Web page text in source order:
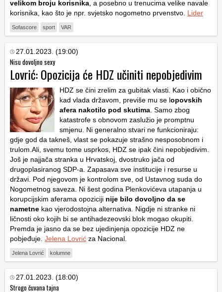
velikom broju korisnika , a posebno u trenucima velike navale
korisnika, kao što je npr. svjetsko nogometno prvenstvo. Lider
Sofascore sport VAR
27.01.2023. (19:00)
Nisu dovoljno sexy
Lovrić: Opozicija će HDZ učiniti nepobjedivim
HDZ se čini zrelim za gubitak vlasti. Kao i obično
kad vlada državom, previše mu se lopovskih
afera nakotilo pod skutima . Samo zbog
katastrofe s obnovom zaslužio je promptnu
smjenu. Ni generalno stvari ne funkcioniraju:
gdje god da takneš, vlast se pokazuje strašno nesposobnom i
trulom.Ali, svemu tome usprkos, HDZ se ipak čini nepobjedivim.
Još je najjača stranka u Hrvatskoj, dvostruko jača od
drugoplasiranog SDP-a. Zapasava sve institucije i resurse u
državi. Pod njegovom je kontrolom sve, od Ustavnog suda do
Nogometnog saveza. Ni šest godina Plenkovićeva utapanja u
korupcijskim aferama opoziciji nije bilo dovoljno da se
nametne kao vjerodostojna alternativa. Nigdje ni stranke ni
ličnosti oko kojih bi se antihadezeovski blok mogao okupiti.
Premda je jasno da se bez ujedinjenja opozicije HDZ ne
pobjeđuje. Jelena Lovrić za Nacional.
Jelena Lovrić kolumne
27.01.2023. (18:00)
Strogo čuvana tajna